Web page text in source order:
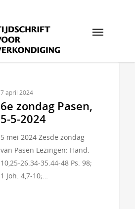
7 april 2024
6e zondag Pasen,
5-5-2024
5 mei 2024 Zesde zondag
van Pasen Lezingen: Hand.
10,25-26.34-35.44-48 Ps. 98;
1 Joh. 4,7-10;…